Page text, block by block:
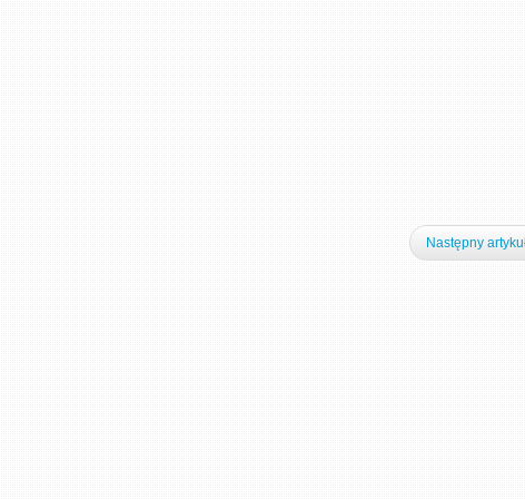
Następny